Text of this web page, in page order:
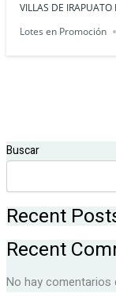
VILLAS DE
Lotes en Promoción
Buscar
Recent
Recent
No hay comentarios